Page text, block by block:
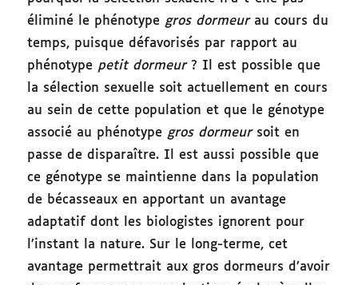
éliminé le phénotype gros dormeurau cours du
temps, puisque défavorisés par rapport au
phénotype petit dormeur? Il est possible que
la sélection sexuelle soit actuellement en cours
au sein de cette population et que le génotype
associé au phénotype gros dormeursoit en
passe de disparaître. Il est aussi possible que
ce génotype se maintienne dans la population
de bécasseaux en apportant un avantage
adaptatif dont les biologistes ignorent pour
l’instant la nature. Sur le long-terme, cet
avantage permettrait aux gros dormeurs d’avoir